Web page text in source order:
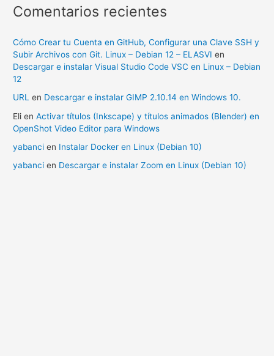
Comentarios recientes
Cómo Crear tu Cuenta en GitHub, Configurar una Clave SSH y
Subir Archivos con Git. Linux – Debian 12 – ELASVI en
Descargar e instalar Visual Studio Code VSC en Linux – Debian
12
URL en Descargar e instalar GIMP 2.10.14 en Windows 10.
Eli enActivar títulos (Inkscape) y títulos animados (Blender) en
OpenShot Video Editor para Windows
yabanci en Instalar Docker en Linux (Debian 10)
yabanci en Descargar e instalar Zoom en Linux (Debian 10)